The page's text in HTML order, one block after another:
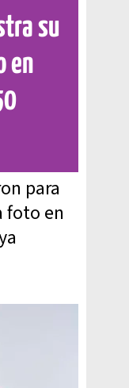
su
en
para
foto en